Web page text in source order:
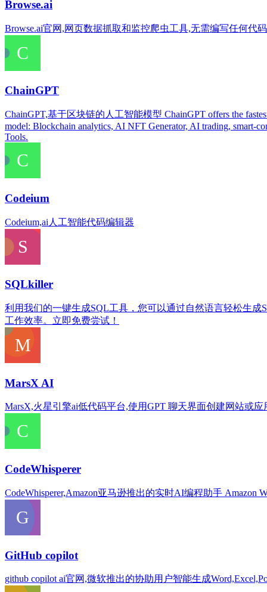
Browse.ai
Browse.ai官网,网页数据抓取和监控爬虫工具,无需编写任何代码
ChainGPT
ChainGPT,基于区块链的人工智能模型 ChainGPT offers the
model: Blockchain analytics, AI NFT Generator, AI trading, smart-
Tools.
Codeium
Codeium,ai人工智能代码编辑器
SQLkiller
利用我们的一键生成SQL工具，您可以通过自然语言轻松生
工作效率。立即免费尝试！
MarsX AI
MarsX,火星引擎ai低代码平台,使用GPT 聊天界面创建网站或应用
CodeWhisperer
CodeWhisperer,Amazon亚马逊推出的实时AI编程助手 Amazon
GitHub copilot
github copilot ai官网,微软推出的协助用户智能生成